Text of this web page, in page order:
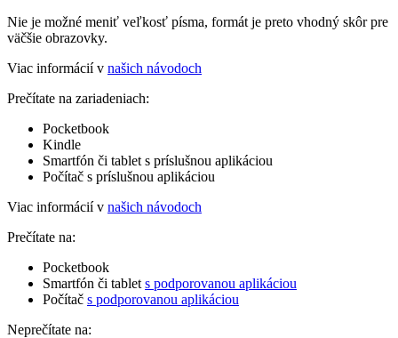
Nie je možné meniť veľkosť písma, formát je preto vhodný skôr pre
väčšie obrazovky.
Viac informácií v našich návodoch
Prečítate na zariadeniach:
Pocketbook
Kindle
Smartfón či tablet s príslušnou aplikáciou
Počítač s príslušnou aplikáciou
Viac informácií v našich návodoch
Prečítate na:
Pocketbook
Smartfón či tablet s podporovanou aplikáciou
Počítač s podporovanou aplikáciou
Neprečítate na: